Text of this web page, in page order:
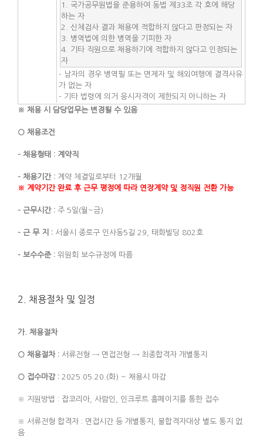
1. 국가공무원법을 준용하여 동법 제33조 각 호에 해당
하는 자
2. 신체검사 결과 채용에 적합하지 않다고 판정되는 자
3. 병역법에 의한 병역을 기피한 자
4. 기타 직원으로 채용하기에 적합하지 않다고 인정되는
자
- 남자의 경우 병역필 또는 면제자 및 해외여행에 결격사유
가 없는 자
- 기타 법령에 의거 응시자격이 제한되지 아니하는 자
※ 채용 시 담당업무는 변경될 수 있음
○ 채용조건
- 채용형태 : 계약직
- 채용기간 :계약 체결일로부터 12개월
※ 계약기간 완료 후 근무 평정에 따라 연장계약 및 정직원 전환 가능
- 근무시간 :주 5일(월~금)
- 근 무 지 :서울시 종로구 인사동5길 29, 태화빌딩 802호
- 보수수준 : 위원회 보수규정에 따름
2. 채용절차 및 일정
가. 채용절차
○ 채용절차 :서류전형 → 면접전형 → 최종합격자 개별통지
○ 접수마감 :2025.05.20.(화) ~ 채용시 마감
※ 지원방법 : 잡코리아, 사람인, 인크루트 홈페이지를 통한 접수
※ 서류전형 합격자 : 면접시간 등 개별통지, 불합격자대상 별도 통지 없
음